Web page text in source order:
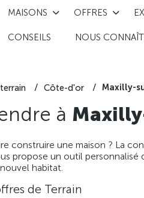
MAISONS OFFRES
CONSEILS NOUS
Côte-d'or Maxilly-
à
construire une maison ? La
propose un outil personnalisé
habitat.
de Terrain